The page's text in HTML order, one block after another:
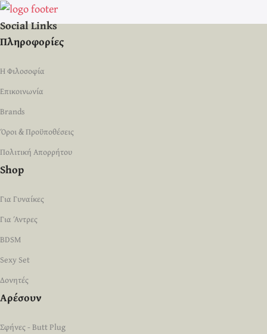
Social Links
Πληροφορίες
Η Φιλοσοφία
Επικοινωνία
Brands
Όροι & Προϋποθέσεις
Πολιτική Απορρήτου
Shop
Για Γυναίκες
Για Άντρες
BDSM
Sexy Set
Δονητές
Αρέσουν
Σφήνες - Butt Plug